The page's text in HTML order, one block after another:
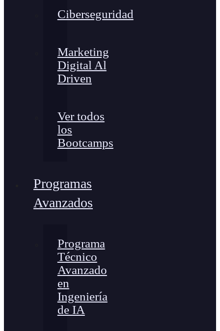
Ciberseguridad
Marketing
Digital Al
Driven
Ver todos
los
Bootcamps
Programas
Avanzados
Programa
Técnico
Avanzado
en
Ingeniería
de IA